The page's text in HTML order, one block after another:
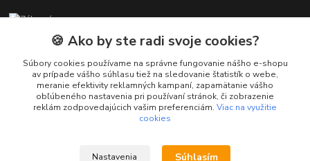
+421 911 010 560
Po-Pia, 13-17 hod.
info@presmartfon.sk
🍪 Ako by ste radi svoje cookies?
Súbory cookies používame na správne fungovanie nášho e-shopu
av prípade vášho súhlasu tiež na sledovanie štatistík o webe,
meranie efektivity reklamných kampaní, zapamätanie vášho
obľúbeného nastavenia pri používaní stránok, či zobrazenie
reklám zodpovedajúcich vašim preferenciám. Viac na využitie
cookies
Nastavenia Súhlasím